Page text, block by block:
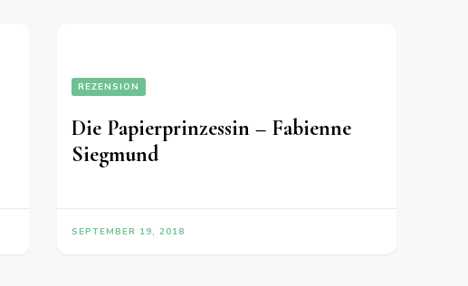
REZENSION
Die Papierprinzessin – Fabienne
Siegmund
SEPTEMBER 19, 2018